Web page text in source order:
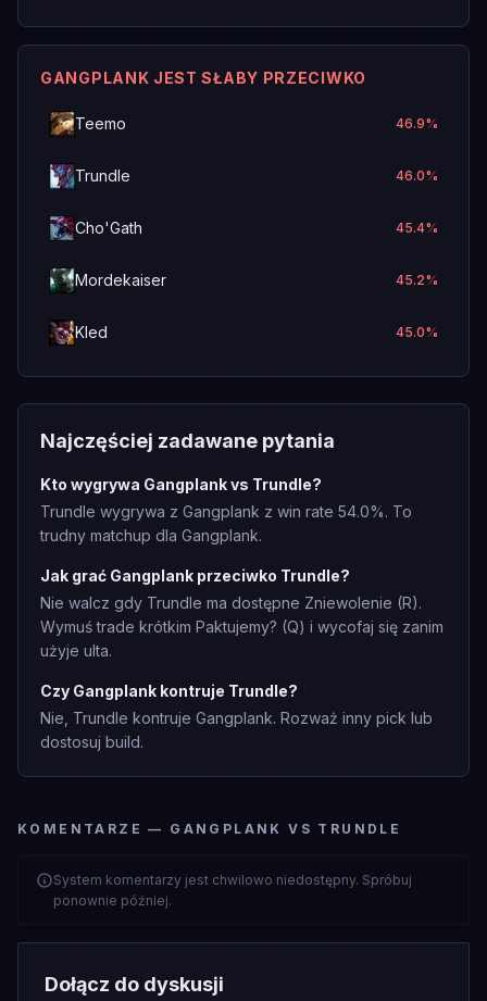
GANGPLANK JEST SŁABY PRZECIWKO
Teemo 46.9%
Trundle 46.0%
Cho'Gath 45.4%
Mordekaiser 45.2%
Kled 45.0%
Najczęściej zadawane pytania
Kto wygrywa Gangplank vs Trundle?
Trundle wygrywa z Gangplank z win rate 54.0%. To
trudny matchup dla Gangplank.
Jak grać Gangplank przeciwko Trundle?
Nie walcz gdy Trundle ma dostępne Zniewolenie (R).
Wymuś trade krótkim Paktujemy? (Q) i wycofaj się zanim
użyje ulta.
Czy Gangplank kontruje Trundle?
Nie, Trundle kontruje Gangplank. Rozważ inny pick lub
dostosuj build.
KOMENTARZE — GANGPLANK VS TRUNDLE
System komentarzy jest chwilowo niedostępny. Spróbuj
ponownie później.
Dołącz do dyskusji